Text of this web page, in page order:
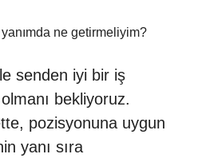
ne getirmeliyim?
senden iyi bir iş
bekliyoruz.
pozisyonuna uygun
yanı sıra